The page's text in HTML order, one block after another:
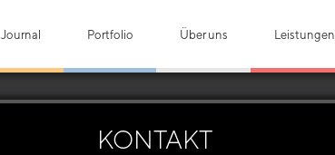
Journal Portfolio Über uns Leistungen
KONTAKT